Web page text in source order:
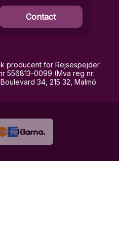
Contact
producent for Rejsespejder
556813-0099 (Mva reg nr:
34, 215 32, Malmö